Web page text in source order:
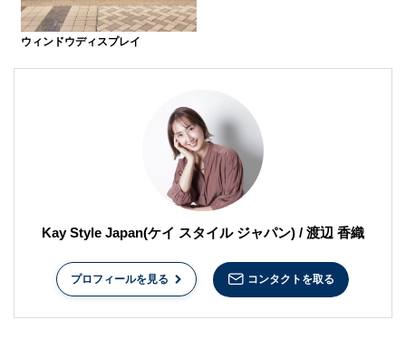
ウィンドウディスプレイ
Kay Style Japan(ケイ スタイル ジャパン) / 渡辺 香織
プロフィールを見る コンタクトを取る